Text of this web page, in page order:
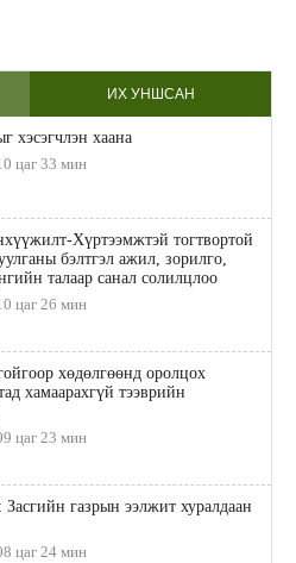
ИХ УНШСАН
хэсэгчлэн хаана
цаг 33 мин
Хүртээмжтэй тогтвортой
бэлтгэл ажил, зорилго,
талаар санал солилцлоо
цаг 26 мин
хөдөлгөөнд оролцох
хамаарахгүй тээврийн
цаг 23 мин
газрын ээлжит хуралдаан
цаг 24 мин